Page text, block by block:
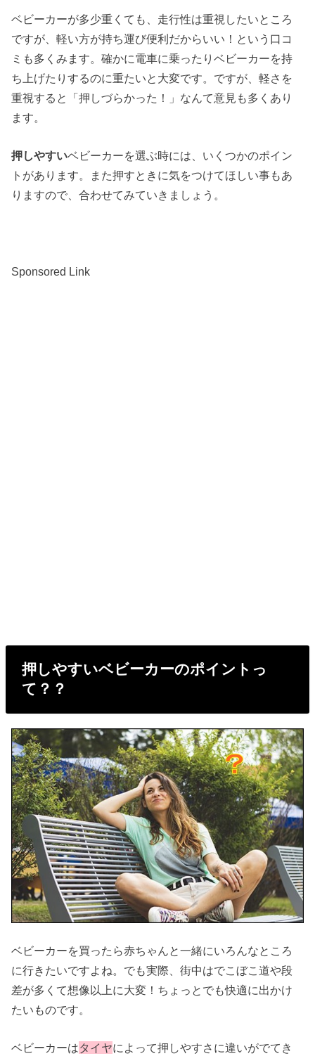
ベビーカーが多少重くても、走行性は重視したいところ
ですが、軽い方が持ち運び便利だからいい！という口コ
ミも多くみます。確かに電車に乗ったりベビーカーを持
ち上げたりするのに重たいと大変です。ですが、軽さを
重視すると「押しづらかった！」なんて意見も多くあり
ます。
押しやすいベビーカーを選ぶ時には、いくつかのポイン
トがあります。また押すときに気をつけてほしい事もあ
りますので、合わせてみていきましょう。
Sponsored Link
押しやすいベビーカーのポイントっ
て？？
ベビーカーを買ったら赤ちゃんと一緒にいろんなところ
に行きたいですよね。でも実際、街中はでこぼこ道や段
差が多くて想像以上に大変！ちょっとでも快適に出かけ
たいものです。
ベビーカーはタイヤによって押しやすさに違いがでてき